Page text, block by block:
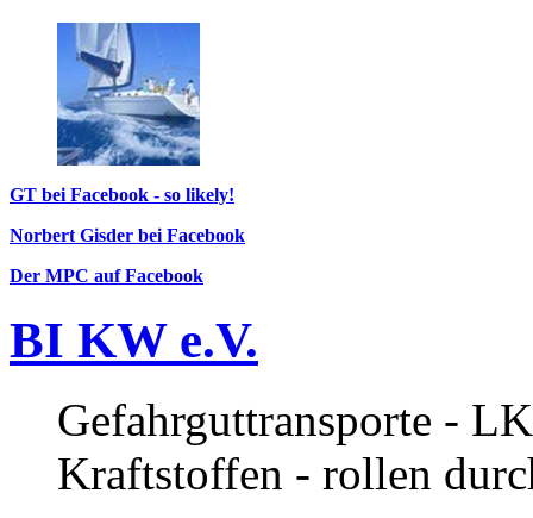
GT bei Facebook - so likely!
Norbert Gisder bei Facebook
Der MPC auf Facebook
BI KW e.V.
Gefahrguttransporte -
Kraftstoffen - rollen